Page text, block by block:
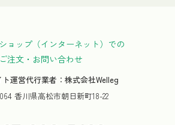
ョップ（インターネット）での
ご注文・お問い合わせ
ト運営代行業者：株式会社Welleg
香川県高松市朝日新町18-22